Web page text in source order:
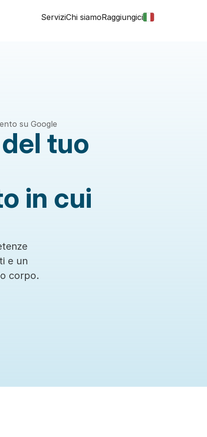
ServiziChi siamoRaggiungici
su Google
tuo
in cui
e un
corpo.